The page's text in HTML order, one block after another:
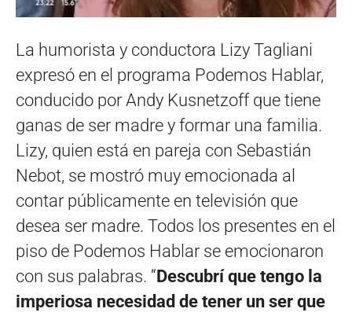
La humorista y conductora Lizy Tagliani
expresó en el programa Podemos Hablar,
conducido por Andy Kusnetzoff que tiene
ganas de ser madre y formar una familia.
Lizy, quien está en pareja con Sebastián
Nebot, se mostró muy emocionada al
contar públicamente en televisión que
desea ser madre. Todos los presentes en el
piso de Podemos Hablar se emocionaron
con sus palabras. “Descubrí que tengo la
imperiosa necesidad de tener un ser que